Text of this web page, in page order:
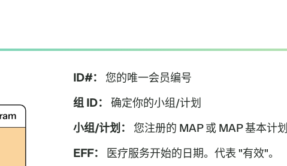
ID#：
您的唯一会员编号
组 ID：
确定你的小组/计划
小组/计划：
您注册的 MAP 或 MAP 基本计划
EFF：
医疗服务开始的日期。代表 "有效"。